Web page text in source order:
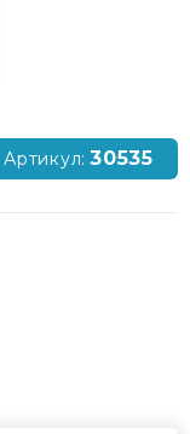
Артикул: 30535